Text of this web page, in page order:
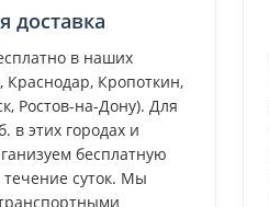
доставка
в наших
Краснодар, Кропоткин,
Ростов-на-Дону). Для
в этих городах и
бесплатную
течение суток. Мы